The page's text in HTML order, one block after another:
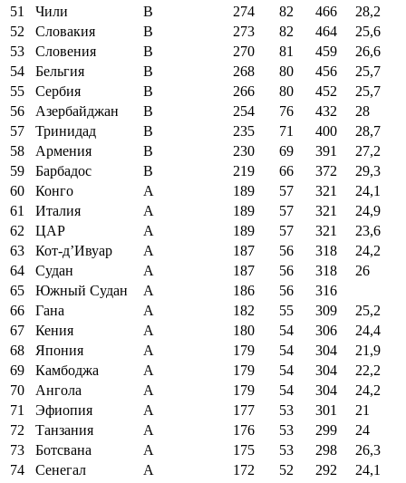
51
Чили B 274 82 466
28,2
52
Словакия B 273 82 464
25,6
53
Словения B 270 81 459
26,6
54
Бельгия B 268 80 456
25,7
55
Сербия B 266 80 452
25,7
56
Азербайджан B 254 76 432
28
57
Тринидад B 235 71 400
28,7
58
Армения B 230 69 391
27,2
59
Барбадос B 219 66 372
29,3
60
Конго A 189 57 321
24,1
61
Италия A 189 57 321
24,9
62
ЦАР A 189 57 321
23,6
63
Кот-д’Ивуар A 187 56 318
24,2
64
Судан A 187 56 318
26
65
Южный Судан A 186 56
316
66
Гана A 182 55 309
25,2
67
Кения A 180 54 306
24,4
68
Япония A 179 54 304
21,9
69
Камбоджа A 179 54 304
22,2
70
Ангола A 179 54 304
24,2
71
Эфиопия A 177 53 301
21
72
Танзания A 176 53 299
24
73
Ботсвана A 175 53 298
26,3
74
Сенегал A 172 52 292
24,1